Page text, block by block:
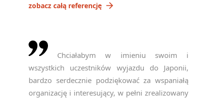
zobacz całą referencję arrow_forward
Chciałabym w imieniu swoim i
wszystkich uczestników wyjazdu do Japonii,
bardzo serdecznie podziękować za wspaniałą
organizację i interesujący, w pełni zrealizowany